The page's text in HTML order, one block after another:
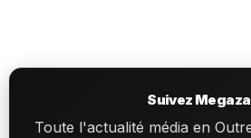
Suivez
Toute l'actualité média en